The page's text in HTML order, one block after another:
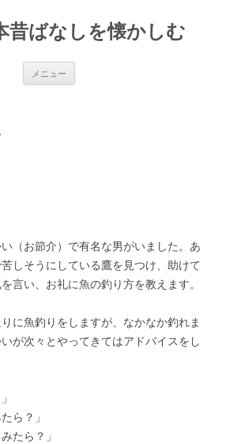
昔ばなしを懐かしむ
メニュー
（お節介）で有名な男がいました。あ
しそうにしている鷹を見つけ、助けて
言い、お礼に魚の釣り方を教えます。
に魚釣りをしますが、なかなか釣れま
が次々とやってきてはアドバイスをし
ら？」
たら？」